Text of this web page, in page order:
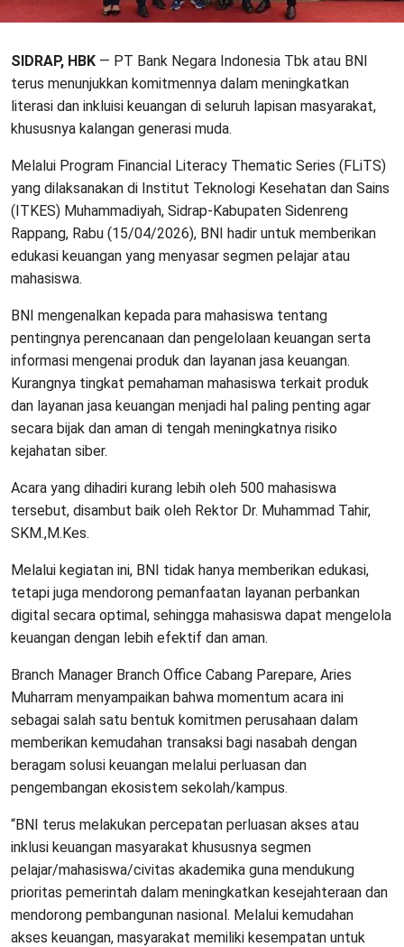
SIDRAP, HBK — PT Bank Negara Indonesia Tbk atau BNI
terus menunjukkan komitmennya dalam meningkatkan
literasi dan inkluisi keuangan di seluruh lapisan masyarakat,
khususnya kalangan generasi muda.
Melalui Program Financial Literacy Thematic Series (FLiTS)
yang dilaksanakan di Institut Teknologi Kesehatan dan Sains
(ITKES) Muhammadiyah, Sidrap-Kabupaten Sidenreng
Rappang, Rabu (15/04/2026), BNI hadir untuk memberikan
edukasi keuangan yang menyasar segmen pelajar atau
mahasiswa.
BNI mengenalkan kepada para mahasiswa tentang
pentingnya perencanaan dan pengelolaan keuangan serta
informasi mengenai produk dan layanan jasa keuangan.
Kurangnya tingkat pemahaman mahasiswa terkait produk
dan layanan jasa keuangan menjadi hal paling penting agar
secara bijak dan aman di tengah meningkatnya risiko
kejahatan siber.
Acara yang dihadiri kurang lebih oleh 500 mahasiswa
tersebut, disambut baik oleh Rektor Dr. Muhammad Tahir,
SKM.,M.Kes.
Melalui kegiatan ini, BNI tidak hanya memberikan edukasi,
tetapi juga mendorong pemanfaatan layanan perbankan
digital secara optimal, sehingga mahasiswa dapat mengelola
keuangan dengan lebih efektif dan aman.
Branch Manager Branch Office Cabang Parepare, Aries
Muharram menyampaikan bahwa momentum acara ini
sebagai salah satu bentuk komitmen perusahaan dalam
memberikan kemudahan transaksi bagi nasabah dengan
beragam solusi keuangan melalui perluasan dan
pengembangan ekosistem sekolah/kampus.
“BNI terus melakukan percepatan perluasan akses atau
inklusi keuangan masyarakat khususnya segmen
pelajar/mahasiswa/civitas akademika guna mendukung
prioritas pemerintah dalam meningkatkan kesejahteraan dan
mendorong pembangunan nasional. Melalui kemudahan
akses keuangan, masyarakat memiliki kesempatan untuk